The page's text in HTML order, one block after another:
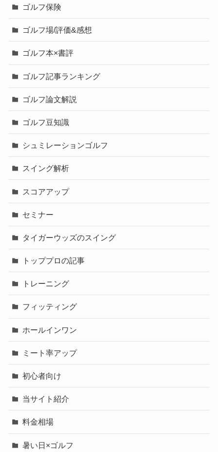
ゴルフ保険
ゴルフ場/評価&感想
ゴルフ本×書評
ゴルフ記事ランキング
ゴルフ論文解説
ゴルフ豆知識
シュミレーションゴルフ
スイング解析
スコアアップ
セミナー
タイガーウッズのスイング
トッププロの記事
トレーニング
フィッティング
ホールインワン
ミート率アップ
初心者向け
当サイト紹介
料金相場
暑い日×ゴルフ